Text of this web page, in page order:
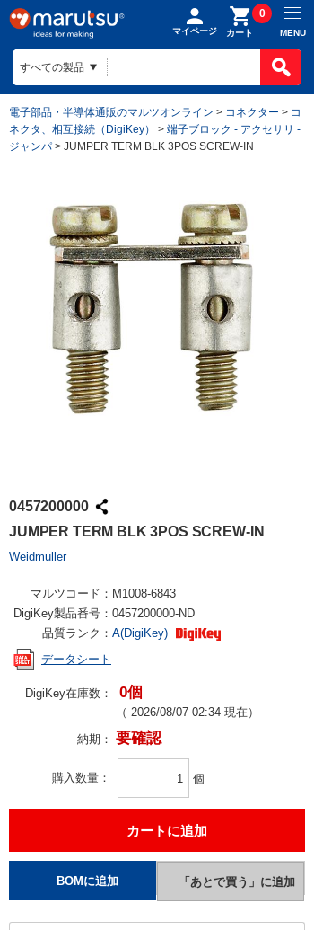
マイページ カート
0
MENU
電子部品・半導体通販のマルツオンライン > コネクター > コ
ネクタ、相互接続（DigiKey）
> 端子ブロック - アクセサリ -
ジャンパ> JUMPER TERM BLK 3POS SCREW-IN
0457200000
JUMPER TERM BLK 3POS SCREW-IN
Weidmuller
マルツコード： M1008-6843
DigiKey製品番号： 0457200000-ND
品質ランク： A(DigiKey)
データシート
DigiKey在庫数： 0個
（ 2026/08/07 02:34 現在）
納期： 要確認
購入数量 個